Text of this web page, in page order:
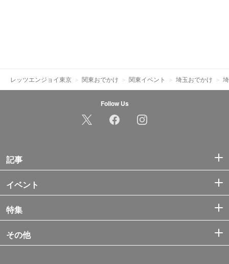
レッツエンジョイ東京 関東おでかけ 関東イベント 埼玉おでかけ
Follow Us
記事
イベント
特集
その他